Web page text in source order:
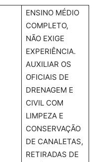
ENSINO MÉDIO
COMPLETO,
NÃO EXIGE
EXPERIÊNCIA.
AUXILIAR OS
OFICIAIS DE
DRENAGEM E
CIVIL COM
LIMPEZA E
CONSERVAÇÃO
DE CANALETAS,
RETIRADAS DE